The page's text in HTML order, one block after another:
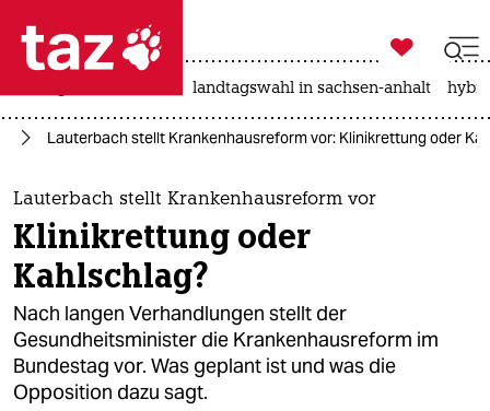
 taz zahl ich
taz zahl ich
themen
politik
öko
gesellschaft
kultur

taz zahl ich
landtagswahl in sachsen-anhalt
Lauterbach stellt Krankenhausreform vor: Klinikrettung oder
Lauterbach stellt Krankenhausreform vor
Klinikrettung oder
Kahlschlag?
Nach langen Verhandlungen stellt der
Gesundheitsminister die Krankenhausreform im
Bundestag vor. Was geplant ist und was die
Opposition dazu sagt.